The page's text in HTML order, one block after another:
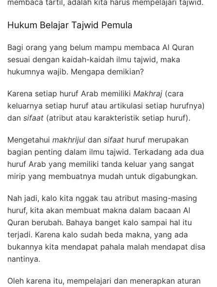
membaca tartil, adalah kita harus mempelajari tajwid.
Hukum Belajar Tajwid Pemula
Bagi orang yang belum mampu membaca Al Quran
sesuai dengan kaidah-kaidah ilmu tajwid, maka
hukumnya wajib. Mengapa demikian?
Karena setiap huruf Arab memiliki Makhraj (cara
keluarnya setiap huruf atau artikulasi setiap hurufnya)
dan sifaat (atribut atau karakteristik setiap huruf).
Mengetahui makhrijul dan sifaat huruf merupakan
bagian penting dalam ilmu tajwid. Terkadang ada dua
huruf Arab yang memiliki tanda keluar yang sangat
mirip yang membuatnya mudah untuk digabungkan.
Nah jadi, kalo kita nggak tau atribut masing-masing
huruf, kita akan membuat makna dalam bacaan Al
Quran berubah. Bahaya banget kalo sampai hal itu
terjadi. Karena kalo sudah beda makna, yang ada
bukannya kita mendapat pahala malah mendapat disa
nantinya.
Oleh karena itu, mempelajari dan menerapkan aturan